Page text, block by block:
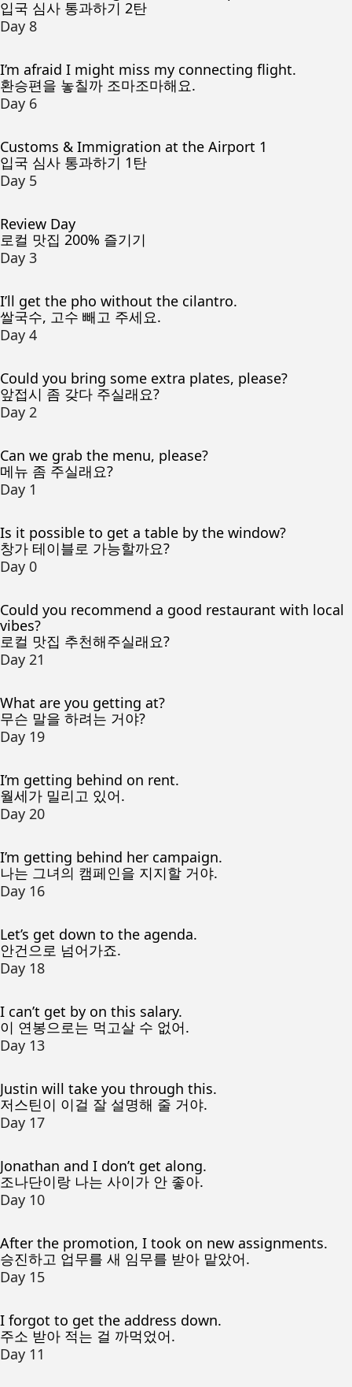
입국 심사 통과하기 2탄
Day 8
I’m afraid I might miss my connecting flight.
환승편을 놓칠까 조마조마해요.
Day 6
Customs & Immigration at the Airport 1
입국 심사 통과하기 1탄
Day 5
Review Day
로컬 맛집 200% 즐기기
Day 3
I’ll get the pho without the cilantro.
쌀국수, 고수 빼고 주세요.
Day 4
Could you bring some extra plates, please?
앞접시 좀 갖다 주실래요?
Day 2
Can we grab the menu, please?
메뉴 좀 주실래요?
Day 1
Is it possible to get a table by the window?
창가 테이블로 가능할까요?
Day 0
Could you recommend a good restaurant with local
vibes?
로컬 맛집 추천해주실래요?
Day 21
What are you getting at?
무슨 말을 하려는 거야?
Day 19
I’m getting behind on rent.
월세가 밀리고 있어.
Day 20
I’m getting behind her campaign.
나는 그녀의 캠페인을 지지할 거야.
Day 16
Let’s get down to the agenda.
안건으로 넘어가죠.
Day 18
I can’t get by on this salary.
이 연봉으로는 먹고살 수 없어.
Day 13
Justin will take you through this.
저스틴이 이걸 잘 설명해 줄 거야.
Day 17
Jonathan and I don’t get along.
조나단이랑 나는 사이가 안 좋아.
Day 10
After the promotion, I took on new assignments.
승진하고 업무를 새 임무를 받아 맡았어.
Day 15
I forgot to get the address down.
주소 받아 적는 걸 까먹었어.
Day 11